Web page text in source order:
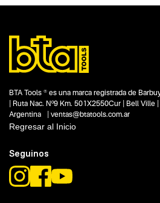
Segmentos - pendiente
Carpintería
Construcción
Capacidad
No items found.
Funcion o uso
9.10 mm
Tecnologia
No items found.
BTA Tools ® es una marca registrada de
| Ruta Nac. Nº9 Km. 501X2550Cur | Bell Ville |
Argentina | ventas@btatools.com.ar
Regresar al Inicio
Seguinos